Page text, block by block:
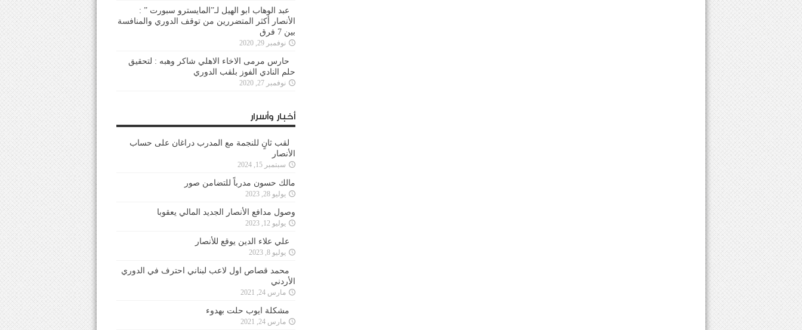
عبد الوهاب ابو الهيل لـ”المايسترو سبورت ” :
الأنصار أكثر المتضررين من توقف الدوري والمنافسة
بين 7 فرق
نوفمبر 29, 2020
حارس مرمى الاخاء الاهلي شاكر وهبه : لتحقيق
حلم النادي الفوز بلقب الدوري
نوفمبر 27, 2020
أخبار وأسرار
لقب ثانٍ للنجمة مع المدرب دراغان على حساب
الأنصار
سبتمبر 15, 2024
مالك حسون مدرباً للتضامن صور
يوليو 28, 2023
وصول مدافع الأنصار الجديد المالي يعقوبا
يوليو 12, 2023
علي علاء الدين يوقع للأنصار
يوليو 8, 2023
محمد قصاص اول لاعب لبناني احترف في الدوري
الأردني
مارس 24, 2021
مشكلة ايوب حلت بهدوء
مارس 24, 2021